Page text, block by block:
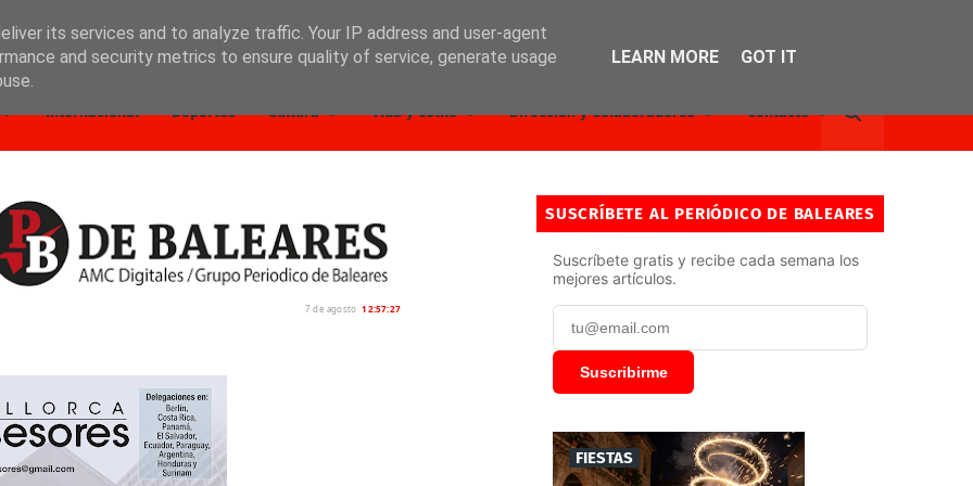
Internacional Deportes Cultura Vida y estilo Dirección y Colaboradores Contacto
7 de agosto 12:57:29
SUSCRÍBETE AL PERIÓDICO DE BALEARES
Suscríbete gratis y recibe cada semana los
mejores artículos.
Suscribirme
FIESTAS
its services and to analyze traffic. Your IP address and user-agent
and security metrics to ensure quality of service, generate usage
LEARN MORE GOT IT